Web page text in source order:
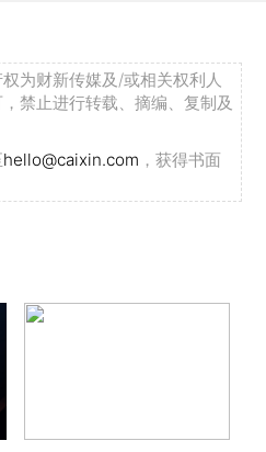
为财新传媒及/或相关权利人
禁止进行转载、摘编、复制及
hello@caixin.com ，获得书面